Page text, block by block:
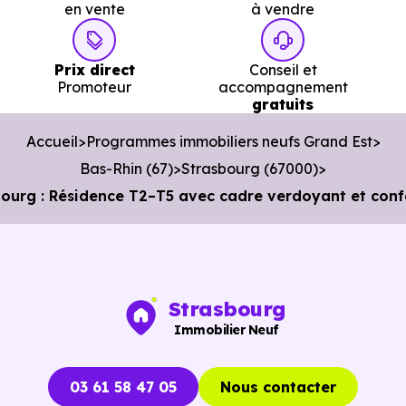
voiture ou à 1.9 km, soit 23 min à pied.
Bibliothèque :
Médiathèque Melanie de Pourtales
1.6 km, soit 3 min en voiture ou à 1.6 km, soit 19 min à
pied.
en vente
à vendre
Prix direct
Promoteur
Conseil et
accompagnement
gratuits
Accueil Programmes immobiliers neufs Grand Est
Bas-Rhin (67) Strasbourg (67000)
: Résidence T2–T5 avec cadre verdoyant et
Strasbourg
Immobilier Neuf
03 61 58 47 05 Nous contacter